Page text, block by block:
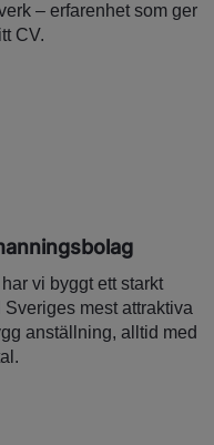
– erfarenhet som ger
CV.
vi byggt ett starkt
mest attraktiva
anställning, alltid med